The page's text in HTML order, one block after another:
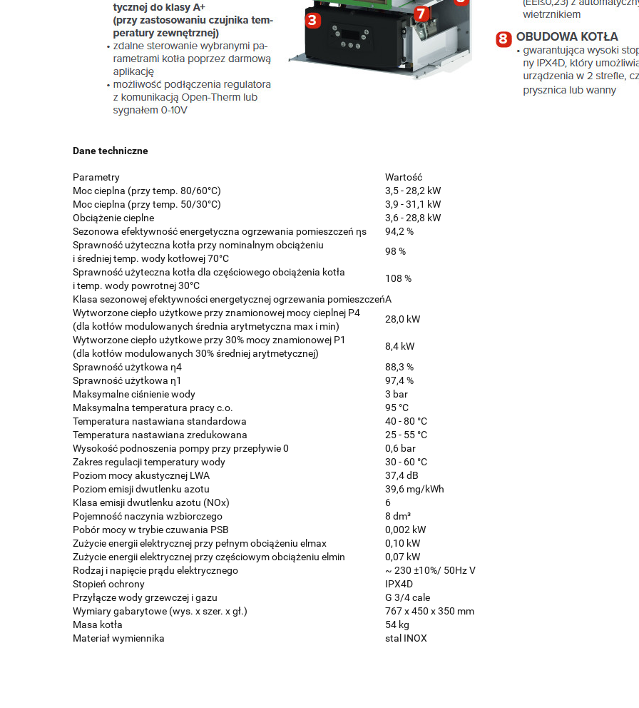
Dane techniczne
Parametry
Wartość
Moc cieplna (przy temp. 80/60°C)
3,5 - 28,2 kW
Moc cieplna (przy temp. 50/30°C)
3,9 - 31,1 kW
Obciążenie cieplne
3,6 - 28,8 kW
Sezonowa efektywność energetyczna ogrzewania pomieszczeń ηs
94,2 %
Sprawność użyteczna kotła przy nominalnym obciążeniu
i średniej temp. wody kotłowej 70°C
98 %
Sprawność użyteczna kotła dla częściowego obciążenia kotła
i temp. wody powrotnej 30°C
108 %
Klasa sezonowej efektywności energetycznej ogrzewania pomieszczeńA
Wytworzone ciepło użytkowe przy znamionowej mocy cieplnej P4
(dla kotłów modulowanych średnia arytmetyczna max i min)
28,0 kW
Wytworzone ciepło użytkowe przy 30% mocy znamionowej P1
(dla kotłów modulowanych 30% średniej arytmetycznej)
8,4 kW
Sprawność użytkowa η4
88,3 %
Sprawność użytkowa η1
97,4 %
Maksymalne ciśnienie wody
3 bar
Maksymalna temperatura pracy c.o.
95 °C
Temperatura nastawiana standardowa
40 - 80 °C
Temperatura nastawiana zredukowana
25 - 55 °C
Wysokość podnoszenia pompy przy przepływie 0
0,6 bar
Zakres regulacji temperatury wody
30 - 60 °C
Poziom mocy akustycznej LWA
37,4 dB
Poziom emisji dwutlenku azotu
39,6 mg/kWh
Klasa emisji dwutlenku azotu (NOx)
6
Pojemność naczynia wzbiorczego
8 dm³
Pobór mocy w trybie czuwania PSB
0,002 kW
Zużycie energii elektrycznej przy pełnym obciążeniu elmax
0,10 kW
Zużycie energii elektrycznej przy częściowym obciążeniu elmin
0,07 kW
Rodzaj i napięcie prądu elektrycznego
~ 230 ±10%/ 50Hz V
Stopień ochrony
IPX4D
Przyłącze wody grzewczej i gazu
G 3/4 cale
Wymiary gabarytowe (wys. x szer. x gł.)
767 x 450 x 350 mm
Masa kotła
54 kg
Materiał wymiennika
stal INOX